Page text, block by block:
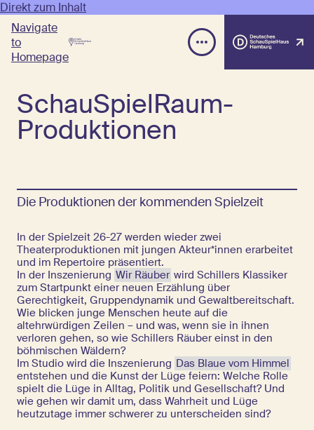
Direkt zum Inhalt
Navigate
to
Homepage
SchauSpielRaum-
Produktionen
Die Produktionen der kommenden Spielzeit
In der Spielzeit 26-27 werden wieder zwei
Theaterproduktionen mit jungen Akteur*innen erarbeitet
und im Repertoire präsentiert.
In der Inszenierung Wir Räuber wird Schillers Klassiker
zum Startpunkt einer neuen Erzählung über
Gerechtigkeit, Gruppendynamik und Gewaltbereitschaft.
Wie blicken junge Menschen heute auf die
altehrwürdigen Zeilen – und was, wenn sie in ihnen
verloren gehen, so wie Schillers Räuber einst in den
böhmischen Wäldern?
Im Studio wird die Inszenierung Das Blaue vom Himmel
entstehen und die Kunst der Lüge feiern: Welche Rolle
spielt die Lüge in Alltag, Politik und Gesellschaft? Und
wie gehen wir damit um, dass Wahrheit und Lüge
heutzutage immer schwerer zu unterscheiden sind?